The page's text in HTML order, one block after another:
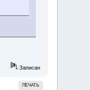
Записан
ПЕЧАТЬ